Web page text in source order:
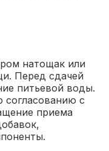
натощак или
Перед сдачей
питьевой воды.
согласованию с
приема